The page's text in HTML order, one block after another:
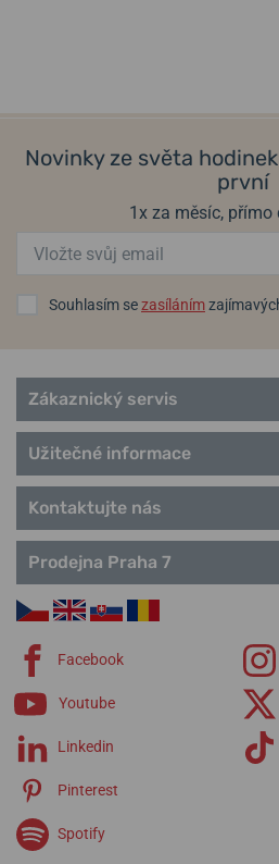
Novinky ze světa
první
1x za měsíc, přímo
Souhlasím sezasíláním
Zákaznický servis
Užitečné informace
Kontaktujte nás
Prodejna Praha 7
Facebook
Youtube
Linkedin
Pinterest
Spotify